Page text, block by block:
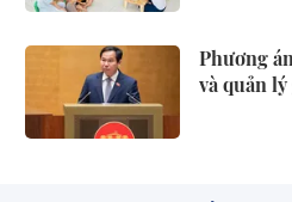
Phương
và quản